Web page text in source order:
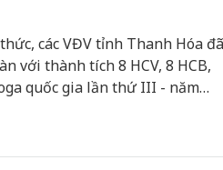
các VĐV tỉnh Thanh Hóa đã
với thành tích 8 HCV, 8 HCB,
quốc gia lần thứ III - năm
Công an Thanh
tìm bị hại trong
Thanh Hóa: Tìm